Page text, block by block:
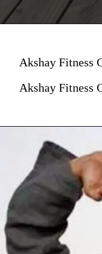
Akshay Fitness
Akshay Fitness